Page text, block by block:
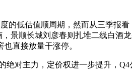
低估值顺周期，然而从三季报看
景顺长城刘彦春则扎堆二线白酒
直接放量干涨停。
对主力，定价权进一步提升，Q4